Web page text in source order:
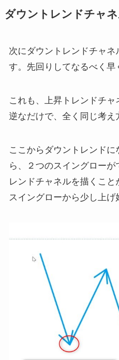
ダウントレンドチャ
次にダウントレンドチャネ
す。先回りしてなるべく早
これも、上昇トレンドチ
逆なだけで、全く同じ考え
ここからダウントレンド
ら、２つのスイングローが
レンドチャネルを描くこ
スイングローから少し上げ